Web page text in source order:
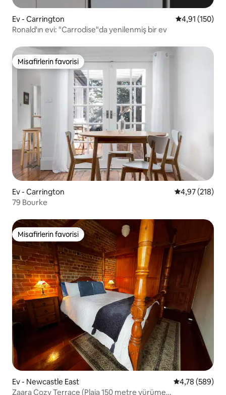
Ev - Carrington 5 üzerinden
4,91 (150)
Ronald'ın evi: "Carrodise"da yenilenmiş bir ev
Misafirlerin favorisi
Misafirlerin favorisi
Ev - Carrington 5 üzerinden
4,97 (218)
79 Bourke
Misafirlerin favorisi
Misafirlerin favorisi
Ev - Newcastle East 5 üzerinden
4,78 (589)
Zaara Cozy Terrace (Plaja 150 metre yürüme